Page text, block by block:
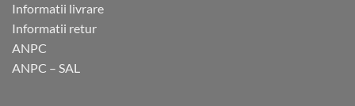
alese
în
Informatii livrare
Informatii retur
ANPC
ANPC – SAL